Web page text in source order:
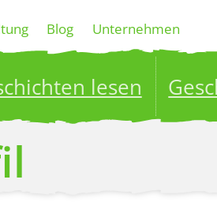
Blog Unternehmen
lesen
your stories to a global